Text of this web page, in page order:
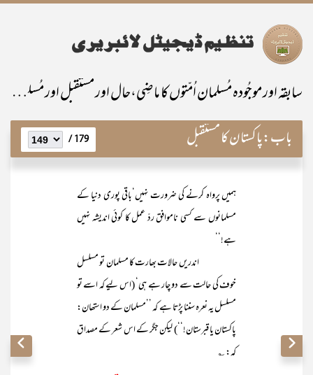
سابقہ اور موجُودہ مُسلمان اُمّتوں کا ماضِی،حال اور مستقبل اور مُسلمانانِ پاکستان کی خصوصی ذمّہ داری
باب:پاکستان کا مستقبل 179 /
ہمیں پرواہ کرنے کی ضرورت نہیں‘باقی پوری دنیا کے
مسلمانوں سے کسی ناموافق ردّ عمل کا کوئی اندیشہ نہیں
ہے!‘‘
اندریں حالات بھارت کا مسلمان تو مسلسل
خوف کی حالت سے دو چار ہے ہی‘ (اس لیے کہ اسے تو
مسلسل یہ نعرہ سننا پڑتا ہے کہ ’’مسلمان کے دو استھان:
پاکستان یا قبرستان!‘‘) لیکن جگر کے اس شعر کے مصداق
کہ: ؎